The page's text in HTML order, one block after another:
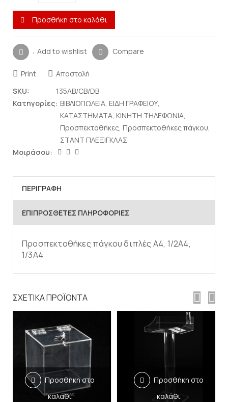
Προσθήκη στο καλάθι
Add to wishlist Compare
Print
Αποστολή
SKU:
135AB/CB/DB
Κατηγορίες: ΒΙΒΛΙΟΠΩΛΕΙΑ, ΕΙΔΗ ΓΡΑΦΕΙΟΥ,
ΚΑΤΑΣΤΗΜΑΤΑ, ΚΙΝΗΤΗ ΤΗΛΕΦΩΝΙΑ,
Προσπεκτοθήκες, Προσπεκτοθήκες πάγκου,
ΣΤΑΝΤ ΠΛΕΞΙΓΚΛΑΣ
Μοιράσου:
ΠΕΡΙΓΡΑΦΉ
ΕΠΙΠΡΌΣΘΕΤΕΣ ΠΛΗΡΟΦΟΡΊΕΣ
Προσπεκτοθήκες πάγκου διπλές Α4, 1/2Α4,
1/3Α4
ΣΧΕΤΙΚΆ ΠΡΟΪΌΝΤΑ
Προσθήκη στο
καλάθι
Προσθήκη στο
καλάθι